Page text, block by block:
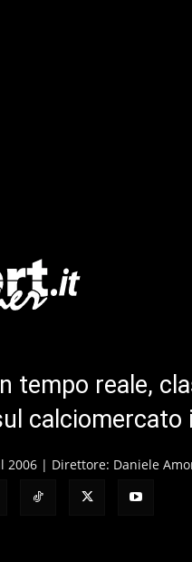
tempo reale,
calciomercato
2006 | Direttore: Daniele